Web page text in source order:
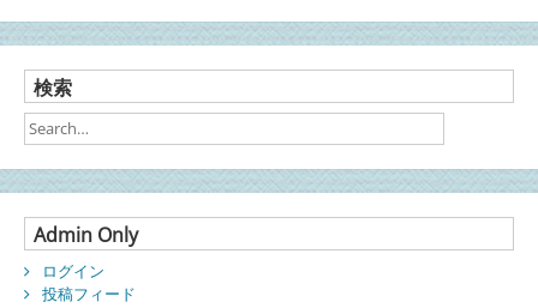
検索
Admin Only
ログイン
投稿フィード